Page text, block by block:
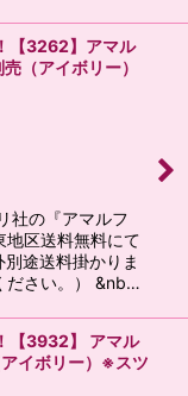
【3262】アマル
（アイボリー）
社の『アマルフ
地区送料無料にて
途送料掛かりま
ださい。） &nb…
【3932】 アマル
イボリー）※スツ